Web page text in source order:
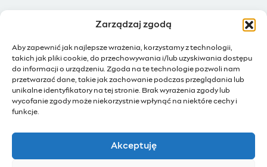
Zarządzaj zgodą
Aby zapewnić jak najlepsze wrażenia, korzystamy z technologii,
takich jak pliki cookie, do przechowywania i/lub uzyskiwania dostępu
do informacji o urządzeniu. Zgoda na te technologie pozwoli nam
przetwarzać dane, takie jak zachowanie podczas przeglądania lub
unikalne identyfikatory na tej stronie. Brak wyrażenia zgody lub
wycofanie zgody może niekorzystnie wpłynąć na niektóre cechy i
funkcje.
Akceptuję
IoT - Internet rzeczy (otwiera się w nowym oknie)
BIP - Biuletyn Informacji Publicznej (otwiera się w nowym oknie)
Działam dla Warszawy
Budżet Obywatelski (otwiera się w nowym oknie)
Konsultacje społeczne